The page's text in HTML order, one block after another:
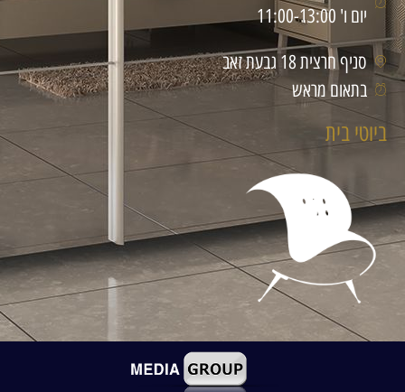
יום ו' 11:00-13:00
סניף חרצית 18 גבעת זאב
בתאום מראש
ביוטי בית